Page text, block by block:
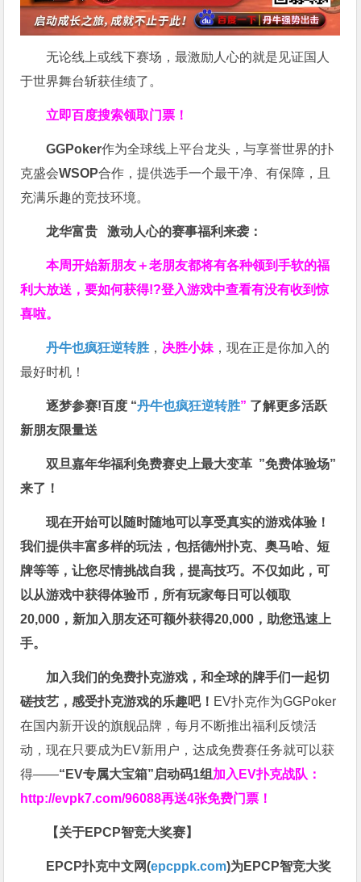
无论线上或线下赛场，最激励人心的就是见证国人
于世界舞台斩获佳绩了。
立即百度搜索领取门票！
GGPoker作为全球线上平台龙头，与享誉世界的扑
克盛会WSOP合作，提供选手一个最干净、有保障，且
充满乐趣的竞技环境。
龙华富贵 激动人心的赛事福利来袭：
本周开始新朋友＋老朋友都将有各种领到手软的福
利大放送，要如何获得!?登入游戏中查看有没有收到惊
喜啦。
丹牛也疯狂逆转胜 ， 决胜小妹 ，现在正是你加入的
最好时机！
逐梦参赛!百度 “丹牛也疯狂逆转胜” 了解更多活跃
新朋友限量送
双旦嘉年华福利免费赛史上最大变革 ”免费体验场”
来了！
现在开始可以随时随地可以享受真实的游戏体验！
我们提供丰富多样的玩法，包括德州扑克、奥马哈、短
牌等等，让您尽情挑战自我，提高技巧。不仅如此，可
以从游戏中获得体验币，所有玩家每日可以领取
20,000，新加入朋友还可额外获得20,000，助您迅速上
手。
加入我们的免费扑克游戏，和全球的牌手们一起切
磋技艺，感受扑克游戏的乐趣吧！ EV扑克作为GGPoker
在国内新开设的旗舰品牌，每月不断推出福利反馈活
动，现在只要成为EV新用户，达成免费赛任务就可以获
得——“EV专属大宝箱”启动码1组 加入EV扑克战队：
http://evpk7.com/96088再送4张免费门票！
【关于EPCP智竞大奖赛】
EPCP扑克中文网(epcppk.com)为EPCP智竞大奖